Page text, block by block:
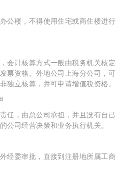
楼，不得使用住宅或商住楼进行
计核算方式一般由税务机关核定
票资格。外地公司上海分公司，可
独立核算，并可申请增值税资格。
，由总公司承担，并且没有自己
公司经营决策和业务执行机关。
委审批，直接到注册地所属工商